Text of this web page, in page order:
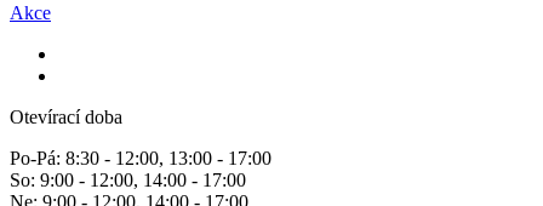
Akce
Otevírací doba
Po-Pá: 8:30 - 12:00, 13:00 - 17:00
So: 9:00 - 12:00, 14:00 - 17:00
Ne: 9:00 - 12:00, 14:00 - 17:00